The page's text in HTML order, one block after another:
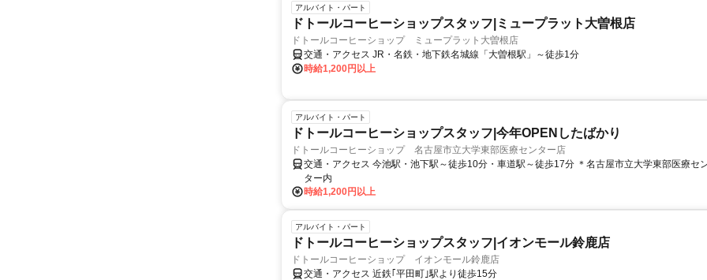
アルバイト・パート
ドトールコーヒーショップスタッフ|ミュープラット大曽根店
ドトールコーヒーショップ ミュープラット大曽根店
時給1,200円以上
交通・アクセス JR・名鉄・地下鉄名城線「大曽根駅」～徒歩1分
アルバイト・パート
ドトールコーヒーショップスタッフ|今年OPENしたばかり
ドトールコーヒーショップ 名古屋市立大学東部医療センター店
時給1,200円以上
交通・アクセス 今池駅・池下駅～徒歩10分・車道駅～徒歩17分 ＊名古屋市立大学東部医療セ
ター内
アルバイト・パート
ドトールコーヒーショップスタッフ|イオンモール鈴鹿店
ドトールコーヒーショップ イオンモール鈴鹿店
交通・アクセス 近鉄｢平田町｣駅より徒歩15分